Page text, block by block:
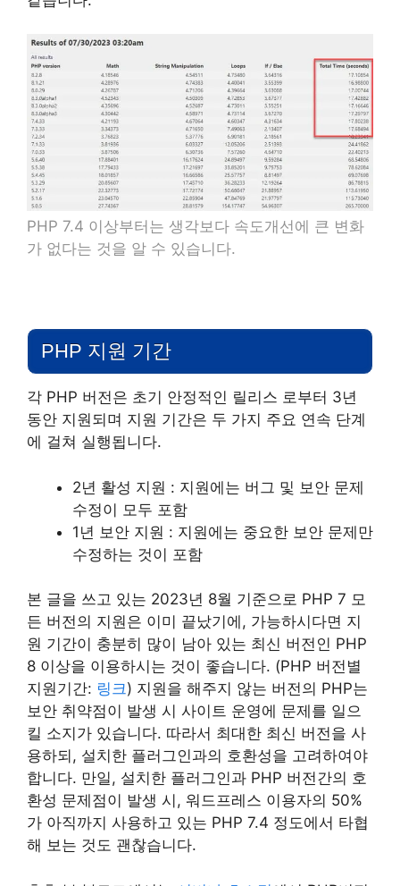
PHP 7.4 이상부터는 생각보다 속도개선에 큰 변화
가 없다는 것을 알 수 있습니다.
PHP 지원 기간
각 PHP 버전은 초기 안정적인 릴리스 로부터 3년
동안 지원되며 지원 기간은 두 가지 주요 연속 단계
에 걸쳐 실행됩니다.
2년 활성 지원 : 지원에는 버그 및 보안 문제
수정이 모두 포함
1년 보안 지원 : 지원에는 중요한 보안 문제만
수정하는 것이 포함
본 글을 쓰고 있는 2023년 8월 기준으로 PHP 7 모
든 버전의 지원은 이미 끝났기에, 가능하시다면 지
원 기간이 충분히 많이 남아 있는 최신 버전인 PHP
8 이상을 이용하시는 것이 좋습니다. (PHP 버전별
지원기간: 링크) 지원을 해주지 않는 버전의 PHP는
보안 취약점이 발생 시 사이트 운영에 문제를 일으
킬 소지가 있습니다. 따라서 최대한 최신 버전을 사
용하되, 설치한 플러그인과의 호환성을 고려하여야
합니다. 만일, 설치한 플러그인과 PHP 버전간의 호
환성 문제점이 발생 시, 워드프레스 이용자의 50%
가 아직까지 사용하고 있는 PHP 7.4 정도에서 타협
해 보는 것도 괜찮습니다.